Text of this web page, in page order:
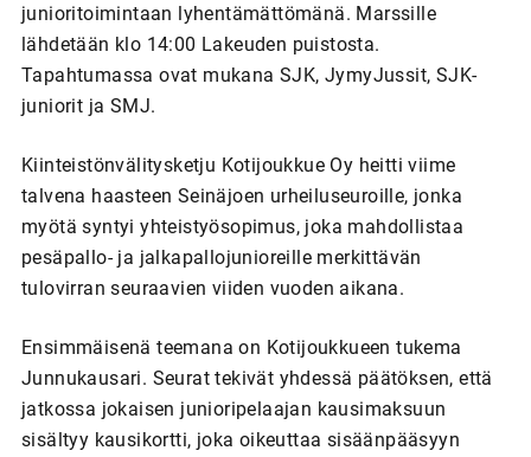
junioritoimintaan lyhentämättömänä. Marssille
lähdetään klo 14:00 Lakeuden puistosta.
Tapahtumassa ovat mukana SJK, JymyJussit, SJK-
juniorit ja SMJ.
Kiinteistönvälitysketju Kotijoukkue Oy heitti viime
talvena haasteen Seinäjoen urheiluseuroille, jonka
myötä syntyi yhteistyösopimus, joka mahdollistaa
pesäpallo- ja jalkapallojunioreille merkittävän
tulovirran seuraavien viiden vuoden aikana.
Ensimmäisenä teemana on Kotijoukkueen tukema
Junnukausari. Seurat tekivät yhdessä päätöksen, että
jatkossa jokaisen junioripelaajan kausimaksuun
sisältyy kausikortti, joka oikeuttaa sisäänpääsyyn